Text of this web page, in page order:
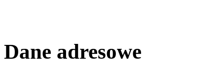
Dane adresowe